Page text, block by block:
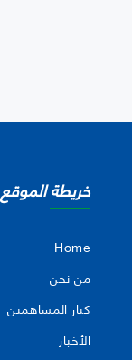
خريطة الموقع
Home
من نحن
كبار المساهمين
الأخبار